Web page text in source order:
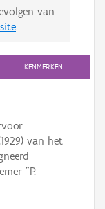
van
KENMERKEN
van het
"P.